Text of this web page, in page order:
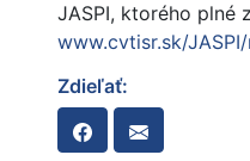
JASPI, ktorého plné
www.cvtisr.sk/
Zdieľať: